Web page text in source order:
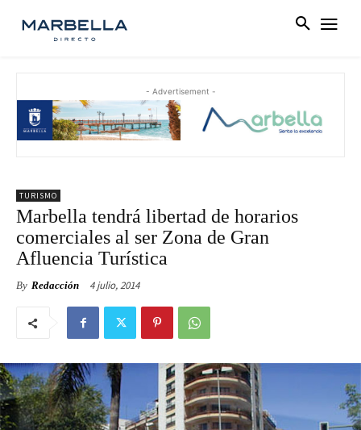
- Advertisement -
TURISMO
Marbella tendrá libertad de horarios
comerciales al ser Zona de Gran
Afluencia Turística
By Redacción 4 julio, 2014